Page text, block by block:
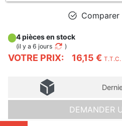
VOTRE PRIX: 16,15 € T.T.C.
4 pièces en stock
(il y a 6 jours )
DEMANDER